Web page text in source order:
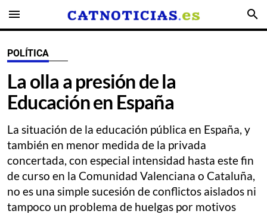
menu search
POLÍTICA
La olla a presión de la
Educación en España
La situación de la educación pública en España, y
también en menor medida de la privada
concertada, con especial intensidad hasta este fin
de curso en la Comunidad Valenciana o Cataluña,
no es una simple sucesión de conflictos aislados ni
tampoco un problema de huelgas por motivos